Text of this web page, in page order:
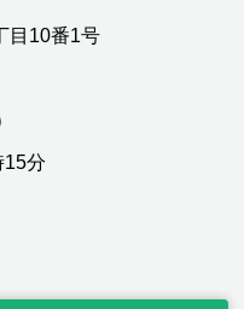
目10番1号
分